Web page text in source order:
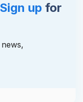
Sign up for